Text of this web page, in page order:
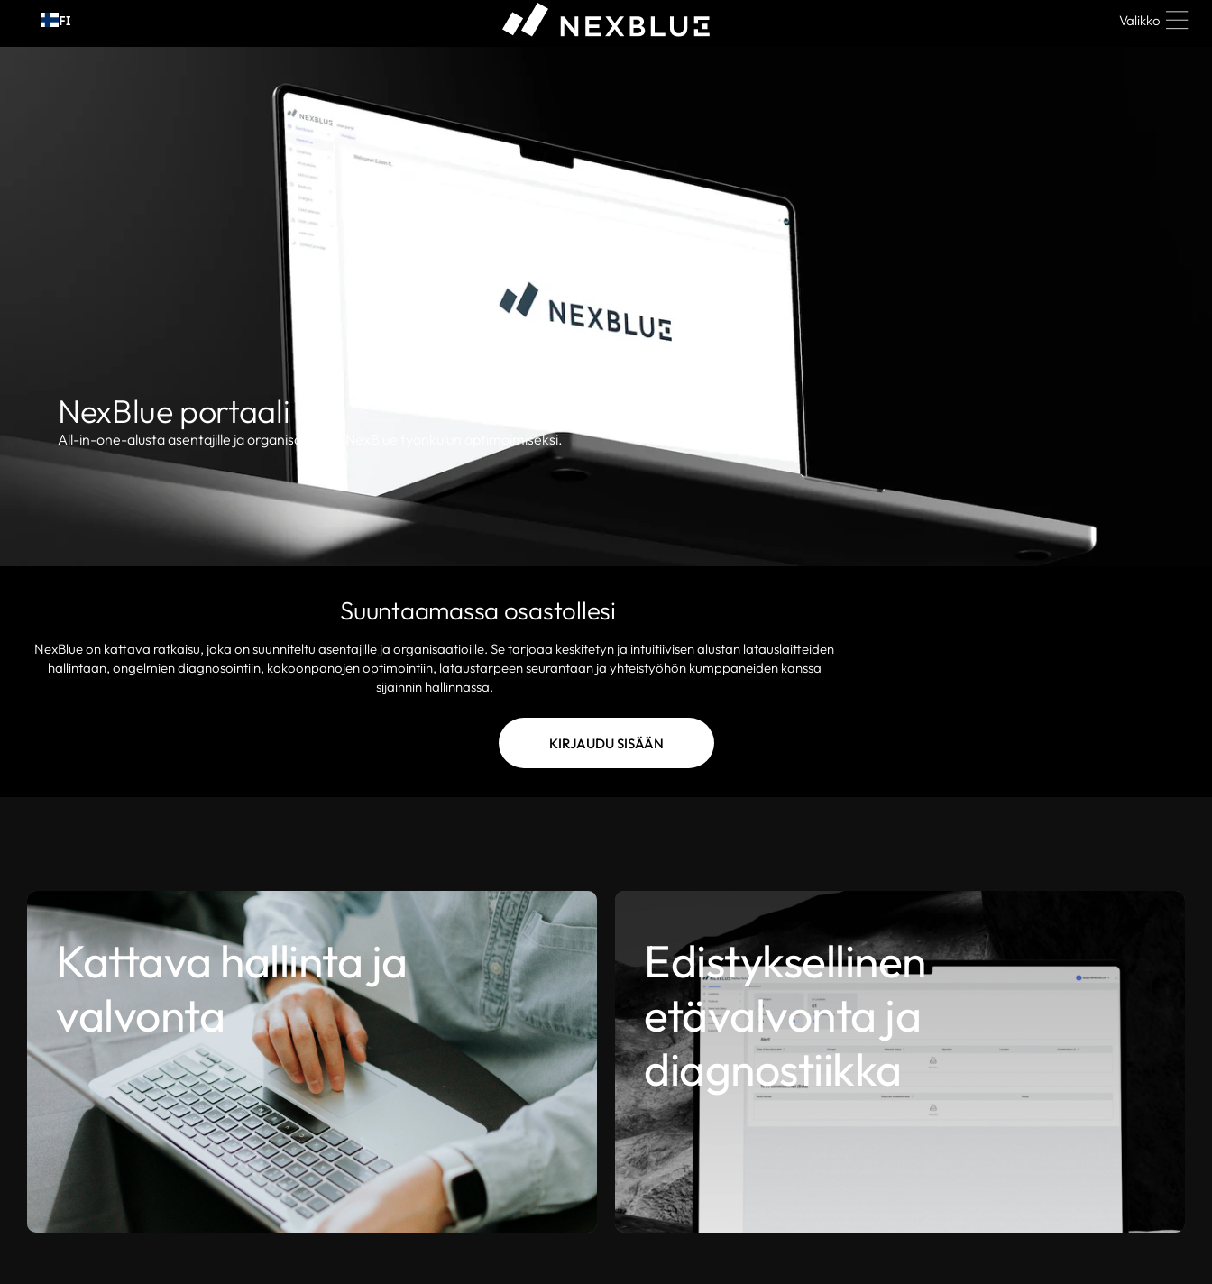
Siirry FI Valikko
NexBlue portaali
All-in-one-alusta asentajille ja organisaatioille NexBlue työnkulun optimoimiseksi.
Suuntaamassa osastollesi
NexBlue on kattava ratkaisu, joka on suunniteltu asentajille ja organisaatioille. Se tarjoaa keskitetyn ja intuitiivisen alustan latauslaitteiden
hallintaan, ongelmien diagnosointiin, kokoonpanojen optimointiin, lataustarpeen seurantaan ja yhteistyöhön kumppaneiden kanssa
sijainnin hallinnassa.
KIRJAUDU SISÄÄN
Kattava hallinta ja
valvonta
Edistyksellinen
etävalvonta ja
diagnostiikka